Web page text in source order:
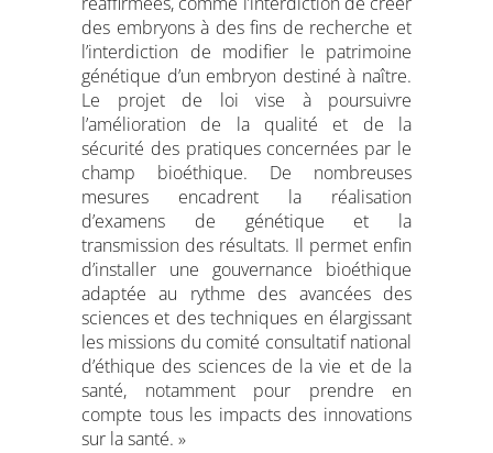
des embryons à des fins de recherche et
l’interdiction de modifier le patrimoine
génétique d’un embryon destiné à naître.
Le projet de loi vise à poursuivre
l’amélioration de la qualité et de la
sécurité des pratiques concernées par le
champ bioéthique. De nombreuses
mesures encadrent la réalisation
d’examens de génétique et la
transmission des résultats. Il permet enfin
d’installer une gouvernance bioéthique
adaptée au rythme des avancées des
sciences et des techniques en élargissant
les missions du comité consultatif national
d’éthique des sciences de la vie et de la
santé, notamment pour prendre en
compte tous les impacts des innovations
sur la santé. »